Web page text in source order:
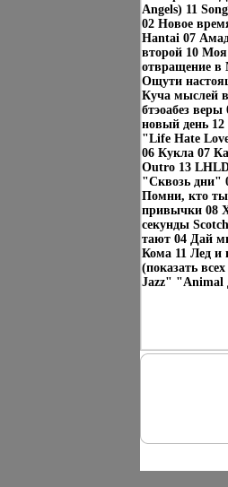
Angels) 11
02 Новое
Hantai 07
второй 10
отвращение в
Ощути
Куча мыслей в
бтэоабез
новый день
"Life Hate
06 Кукла 07
Outro 13
"Сквозь дни"
Помни, кто ты
привычки 08
секунды
тают 04 Дай
Кома 11 Лед и
(показать
Jazz" "Animal